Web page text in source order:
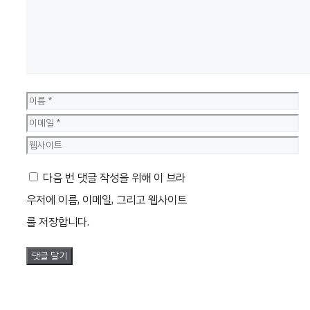
이
름
이
메
웹
트
다음 번 댓글 작성을 위해 이 브라
우저에 이름, 이메일, 그리고 웹사이트
를 저장합니다.